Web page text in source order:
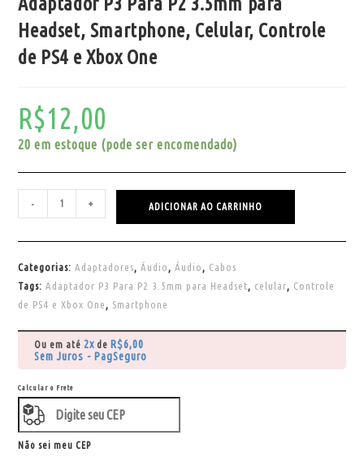
Headset, Smartphone, Celular, Controle
de PS4 e Xbox One
R$12,00
20 em estoque (pode ser encomendado)
- + ADICIONAR AO CARRINHO
Categorias: Adaptadores Áudio Áudio
Cabos
Tags: Adaptador P3 Para P2 3.5mm para Headset celular
Controle
de PS4 e Xbox One
Smartphone
Ou em até 2x de R$6,00
Sem Juros - PagSeguro
Calcular o Frete
Não sei meu CEP